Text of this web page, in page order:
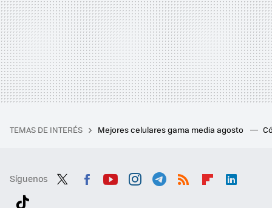
TEMAS DE INTERÉS Mejores celulares gama media agosto
Síguenos